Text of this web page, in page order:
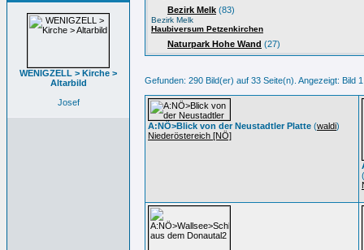
WENIGZELL > Kirche >
Altarbild
Josef
Bezirk Melk (83)
Bezirk Melk
Haubiversum Petzenkirchen
Naturpark Hohe Wand (27)
Gefunden: 290 Bild(er) auf 33 Seite(n). Angezeigt: Bild
A:NÖ>Blick von der Neustadtler Platte (waldi)
Niederöstereich [NÖ]
(